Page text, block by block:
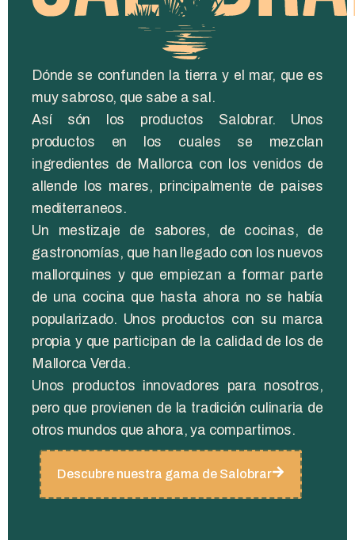
Dónde se confunden la tierra y el mar, que es
muy sabroso, que sabe a sal.
Así són los productos Salobrar. Unos
productos en los cuales se mezclan
ingredientes de Mallorca con los venidos de
allende los mares, principalmente de paises
mediterraneos.
Un mestizaje de sabores, de cocinas, de
gastronomías, que han llegado con los nuevos
mallorquines y que empiezan a formar parte
de una cocina que hasta ahora no se había
popularizado. Unos productos con su marca
propia y que participan de la calidad de los de
Mallorca Verda.
Unos productos innovadores para nosotros,
pero que provienen de la tradición culinaria de
otros mundos que ahora, ya compartimos.
Descubre nuestra gama de Salobrar